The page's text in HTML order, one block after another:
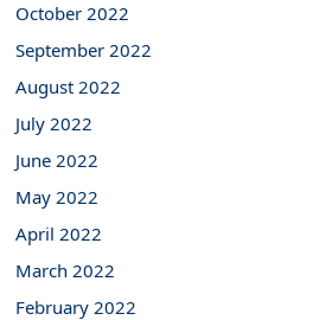
October 2022
September 2022
August 2022
July 2022
June 2022
May 2022
April 2022
March 2022
February 2022